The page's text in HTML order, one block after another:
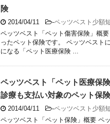
険
2014/04/11 -ペッツベスト少額
ペッツベスト「ペット傷害保険」概
ったペット保険です。 ペッツベスト
になる「ペット医療保険 ...
ペッツベスト「ペット医療保
診療も支払い対象のペット保険
2014/04/11 -ペッツベスト少額
ペッツベスト「ペット保険」概要 ペ